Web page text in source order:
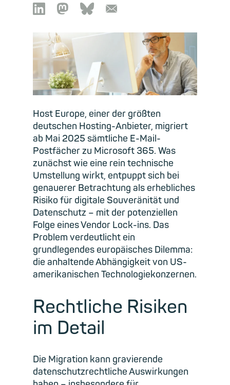
 🦣︎ 🦋︎ 📧︎
Host Europe, einer der größten
deutschen Hosting-Anbieter, migriert
ab Mai 2025 sämtliche E-Mail-
Postfächer zu Microsoft 365. Was
zunächst wie eine rein technische
Umstellung wirkt, entpuppt sich bei
genauerer Betrachtung als erhebliches
Risiko für digitale Souveränität und
Datenschutz – mit der potenziellen
Folge eines Vendor Lock-ins. Das
Problem verdeutlicht ein
grundlegendes europäisches Dilemma:
die anhaltende Abhängigkeit von US-
amerikanischen Technologiekonzernen.
Rechtliche Risiken
im Detail
Die Migration kann gravierende
datenschutzrechtliche Auswirkungen